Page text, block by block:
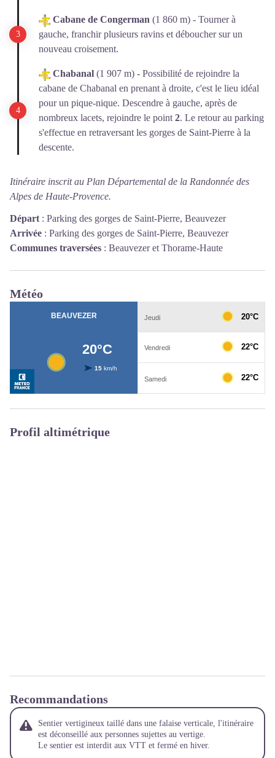
Cabane de Congerman (1 860 m) - Tourner à
gauche, franchir plusieurs ravins et déboucher sur un
nouveau croisement.
Chabanal (1 907 m) - Possibilité de rejoindre la
cabane de Chabanal en prenant à droite, c'est le lieu idéal
pour un pique-nique. Descendre à gauche, après de
nombreux lacets, rejoindre le point 2. Le retour au parking
s'effectue en retraversant les gorges de Saint-Pierre à la
descente.
Itinéraire inscrit au Plan Départemental de la Randonnée des
Alpes de Haute-Provence.
Départ : Parking des gorges de Saint-Pierre, Beauvezer
Arrivée : Parking des gorges de Saint-Pierre, Beauvezer
Communes traversées : Beauvezer et Thorame-Haute
Météo
Profil altimétrique
Recommandations
Sentier vertigineux taillé dans une falaise verticale, l'itinéraire
est déconseillé aux personnes sujettes au vertige.
Le sentier est interdit aux VTT et fermé en hiver.